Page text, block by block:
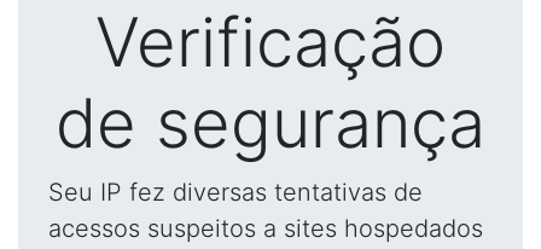
Verificação
de segurança
Seu IP fez diversas tentativas de
acessos suspeitos a sites hospedados